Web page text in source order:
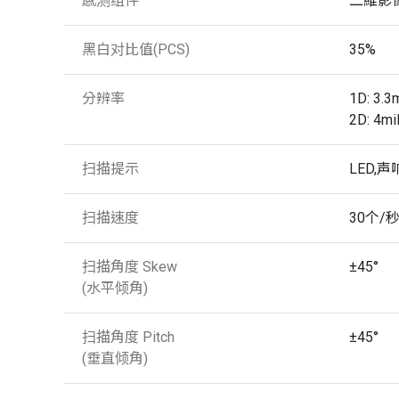
黑白对比值(PCS) 35%
分辨率
1D:
2D: 4mil
扫描提示 LED,声
扫描速度 30个/秒
扫描角度 Skew
(水平倾角)
±45°
扫描角度 Pitch
(垂直倾角)
±45°